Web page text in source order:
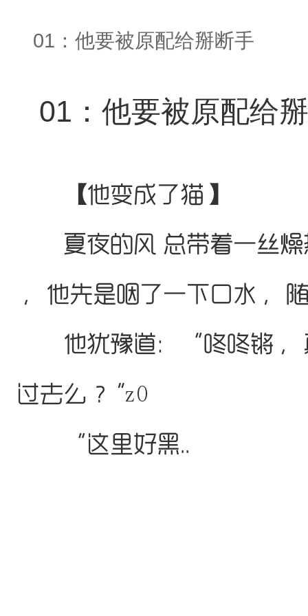
01：他要被原配给掰断手
01：他要被原配给